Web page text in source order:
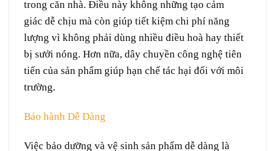
trong căn nhà. Điều này không những tạo cảm
giác dễ chịu mà còn giúp tiết kiệm chi phí năng
lượng vì không phải dùng nhiều điều hoà hay thiết
bị sưởi nóng. Hơn nữa, dây chuyền công nghệ tiên
tiến của sản phẩm giúp hạn chế tác hại đối với môi
trường.
Bảo hành Dễ Dàng
Việc bảo dưỡng và vệ sinh sản phẩm dễ dàng là